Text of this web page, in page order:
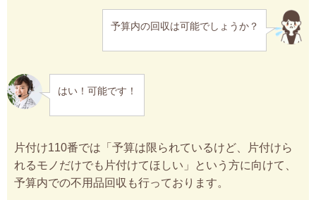
予算内の回収は可能でしょうか？
はい！可能です！
片付け110番では「予算は限られているけど、片付けら
れるモノだけでも片付けてほしい」という方に向けて、
予算内での不用品回収も行っております。